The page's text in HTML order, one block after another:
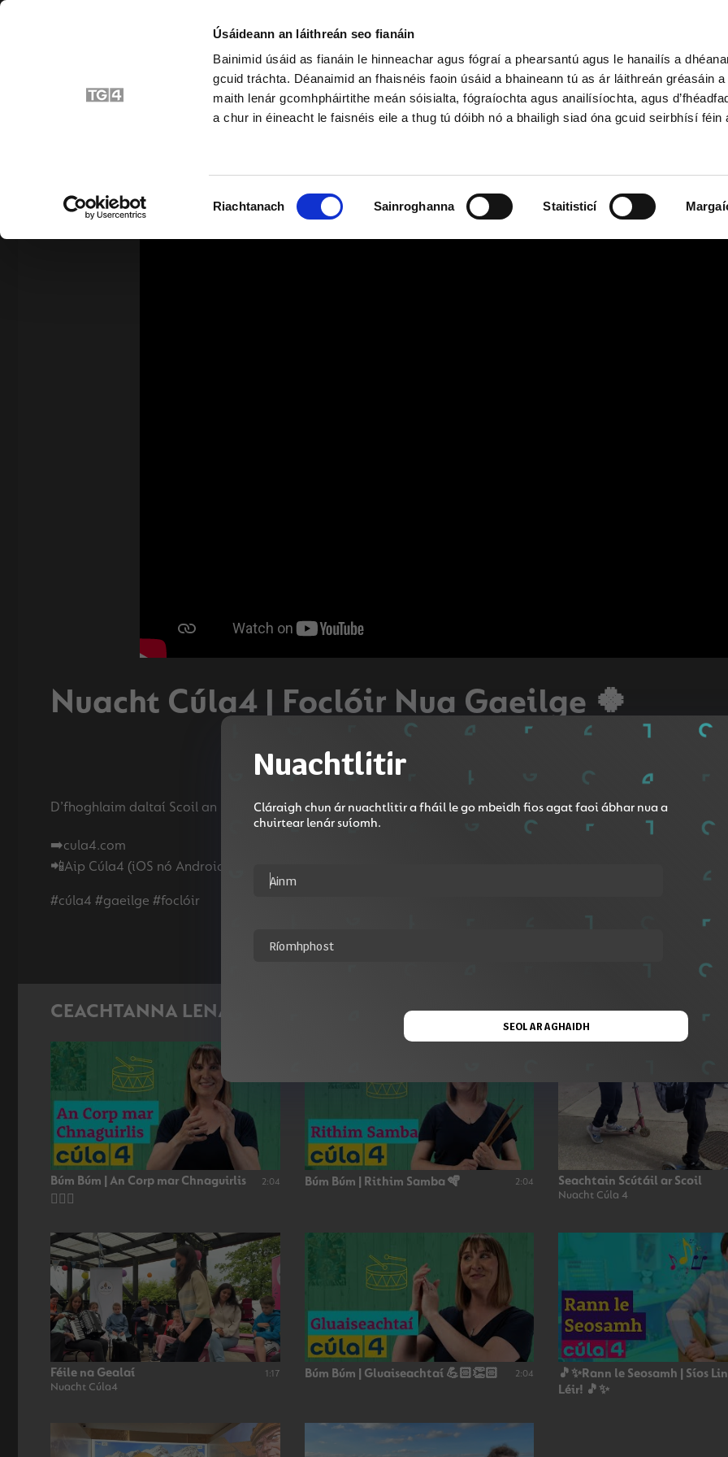
Úsáideann an láithreán seo fianáin
Bainimid úsáid as fianáin le hinneachar agus fógraí a phearsantú agus le hanailís a
gcuid tráchta. Déanaimid an fhaisnéis faoin úsáid a bhaineann tú as ár láithreán gréasáin
maith lenár gcomhpháirtithe meán sóisialta, fógraíochta agus anailísíochta, agus
a chur in éineacht le faisnéis eile a thug tú dóibh nó a bhailigh siad óna gcuid seirbhísí féin
Riachtanach Sainroghanna Staitisticí
Bunscoil Sraith Shóisearach & GCSE Ardteist, AS/
Nuacht Cúla4 | Foclóir Nua Gaeilge 🍀
D’fhoghlaim daltaí Scoil an Duinnínigh conas An Foclóir Nua Gaeilge a úsáid inné, an chéad mhórfhoclóir
➡️cula4.com
📲Aip Cúla4 (iOS nó Android)
CEACHTANNA LENA MBAINEANN
Búm Búm | An Corp mar Chnaguirlis
👂🏻🥁
2:04 Búm Búm | Rithim Samba 🪇 2:04 Seachtain Scútáil ar Scoil
Nuacht Cúla 4
Féile na Gealaí
Nuacht Cúla4
1:17 Búm Búm | Gluaiseachtaí 💪🏻👏🏻 2:04
🎵✨Rann le Seosamh | Síos
Léir! 🎵✨
Nuachtlitir
Cláraigh chun ár nuachtlitir a fháil le go mbeidh fios agat faoi ábhar nua a
chuirtear lenár suíomh.
SEOL AR AGHAIDH